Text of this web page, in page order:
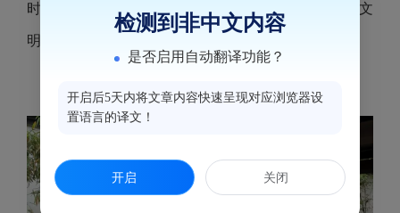
时，还通过发放宣传资料形式，呼吁居民提高安全、文
明意识，共同建设美好家园。
检测到非中文内容
是否启用自动翻译功能？
开启后5天内将文章内容快速呈现对应浏览器设
置语言的译文！
开启 关闭